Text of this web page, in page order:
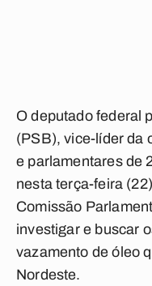
O deputado federal
(PSB), vice-líder da
e parlamentares de
nesta terça-feira
Comissão
investigar e buscar
vazamento de óleo
Nordeste.